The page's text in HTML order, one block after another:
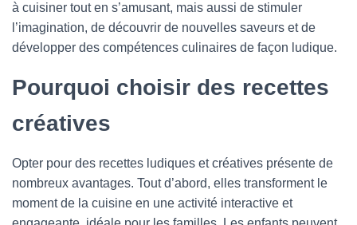
à cuisiner tout en s’amusant, mais aussi de stimuler
l’imagination, de découvrir de nouvelles saveurs et de
développer des compétences culinaires de façon ludique.
Pourquoi choisir des recettes
créatives
Opter pour des recettes ludiques et créatives présente de
nombreux avantages. Tout d’abord, elles transforment le
moment de la cuisine en une activité interactive et